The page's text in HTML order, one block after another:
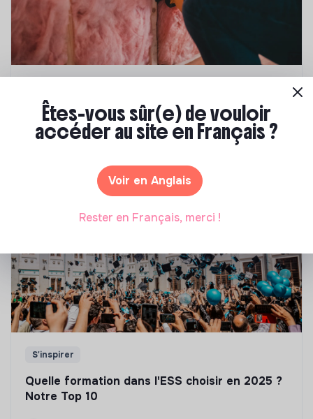
Top 8 des formations en rénovation
énergétique des bâtiments
S'inspirer
Quelle formation dans l'ESS choisir en 2025 ?
Notre Top 10
Êtes-vous sûr(e) de vouloir
accéder au site en Français ?
Voir en Anglais
Rester en Français, merci !